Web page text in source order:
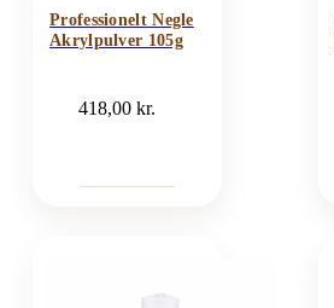
Professionelt Negle
Akrylpulver 105g
418,00kr.